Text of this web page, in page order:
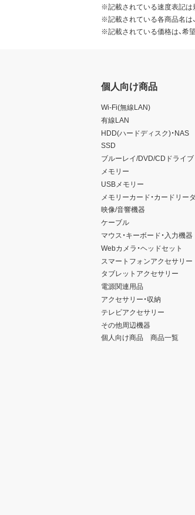
※記載されている速度表記は
※記載されている各商品名は
※記載されている価格は、希
個人向け商品
Wi-Fi(無線LAN)
有線LAN
HDD(ハードディスク)・NAS
SSD
ブルーレイ/DVD/CDドライブ
メモリー
USBメモリー
メモリーカード・カードリー
映像/音響機器
ケーブル
マウス・キーボード・入力機器
Webカメラ・ヘッドセット
スマートフォンアクセサリー
タブレットアクセサリー
電源関連用品
アクセサリー・収納
テレビアクセサリー
その他周辺機器
個人向け商品 商品一覧